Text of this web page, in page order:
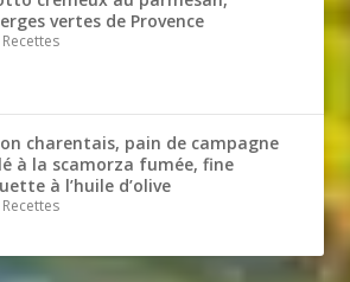
vertes de Provence
charentais, pain de campagne
à la scamorza fumée, fine
à l’huile d’olive